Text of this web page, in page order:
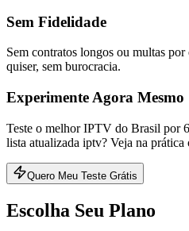
Sem Fidelidade
Sem contratos longos ou multas
quiser, sem burocracia.
Experimente Agora Mesmo
Teste o melhor IPTV do Brasil por
lista atualizada iptv? Veja na
Quero Meu Teste Grátis
Escolha Seu Plano